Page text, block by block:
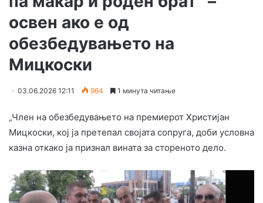
освен ако е од
обезбедувањето на
Мицкоски
03.06.2026 12:11 964 1 минута читање
„Член на обезбедувањето на премиерот Христијан
Мицкоски, кој ја претепал својата сопруга, доби условна
казна откако ја признал вината за стореното делo.